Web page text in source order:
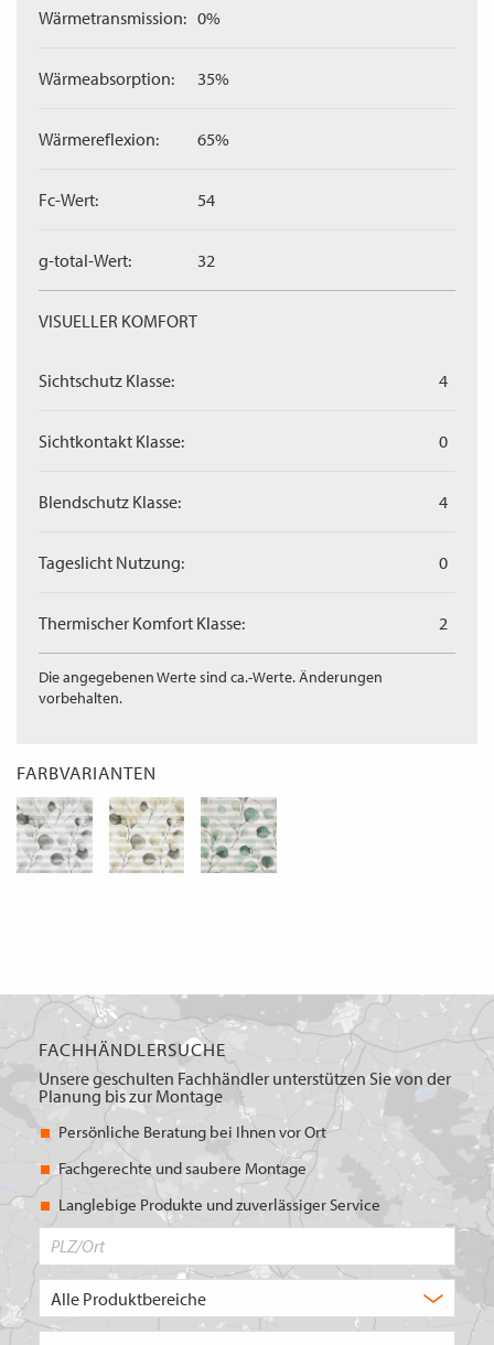
Wärmetransmission: 0%
Wärmeabsorption: 35%
Wärmereflexion: 65%
Fc-Wert: 54
g-total-Wert: 32
VISUELLER KOMFORT
Sichtschutz Klasse: 4
Sichtkontakt Klasse: 0
Blendschutz Klasse: 4
Tageslicht Nutzung: 0
Thermischer Komfort Klasse: 2
Die angegebenen Werte sind ca.-Werte. Änderungen
vorbehalten.
FARBVARIANTEN
FACHHÄNDLERSUCHE
Unsere geschulten Fachhändler unterstützen Sie von der
Planung bis zur Montage
Persönliche Beratung bei Ihnen vor Ort
Fachgerechte und saubere Montage
Langlebige Produkte und zuverlässiger Service